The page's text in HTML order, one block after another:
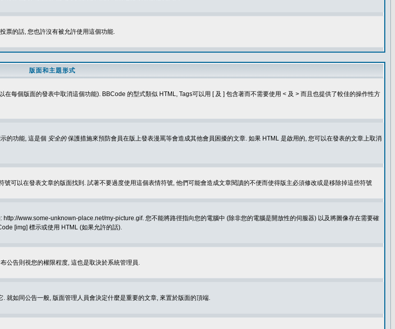
票的話, 您也許沒有被允許使用這個功能.
版面和主題形式
每個版面的發表中取消這個功能). BBCode 的型式類似 HTML, Tags可以用 [ 及 ] 包含著而不需要使用 < 及 > 而且也提供了較佳的操作性方
的功能, 這是個 安全的保護措施來預防會員在版上發表漫罵等會造成其他會員困擾的文章. 如果 HTML 是啟用的, 您可以在發表的文章上取消
可以在發表文章的版面找到. 試著不要過度使用這個表情符號, 他們可能會造成文章閱讀的不便而使得版主必須修改或是移除掉這些符號
www.some-unknown-place.net/my-picture.gif. 您不能將路徑指向您的電腦中 (除非您的電腦是開放性的伺服器) 以及將圖像存在需要確
[img] 標示或使用 HTML (如果允許的話).
公告則視您的權限程度, 這也是取決於系統管理員.
就如同公告一般, 版面管理人員會決定什麼是重要的文章, 來置於版面的頂端.